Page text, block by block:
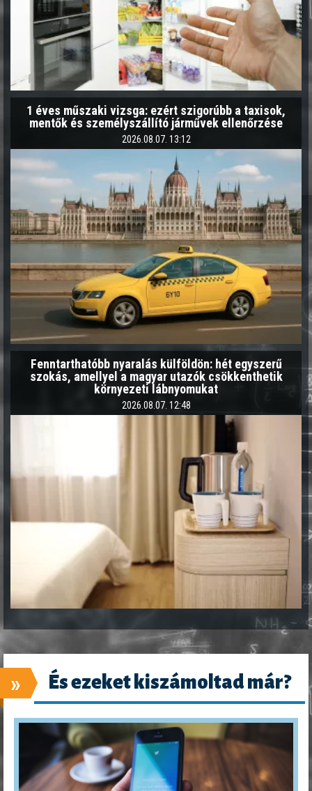
1 éves műszaki vizsga: ezért szigorúbb a taxisok,
mentők és személyszállító járművek ellenőrzése
2026.08.07. 13:12
Fenntarthatóbb nyaralás külföldön: hét egyszerű
szokás, amellyel a magyar utazók csökkenthetik
környezeti lábnyomukat
2026.08.07. 12:48
» És ezeket kiszámoltad már?